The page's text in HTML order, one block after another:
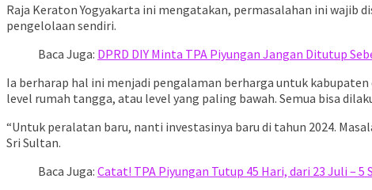
Raja Keraton Yogyakarta ini mengatakan, permasalahan ini wajib
pengelolaan sendiri.
Baca Juga: DPRD DIY Minta TPA Piyungan Jangan Ditutup
Ia berharap hal ini menjadi pengalaman berharga untuk
level rumah tangga, atau level yang paling bawah. Semua bisa
“Untuk peralatan baru, nanti investasinya baru di tahun 2024.
Sri Sultan.
Baca Juga: Catat! TPA Piyungan Tutup 45 Hari, dari 23 Juli – 5